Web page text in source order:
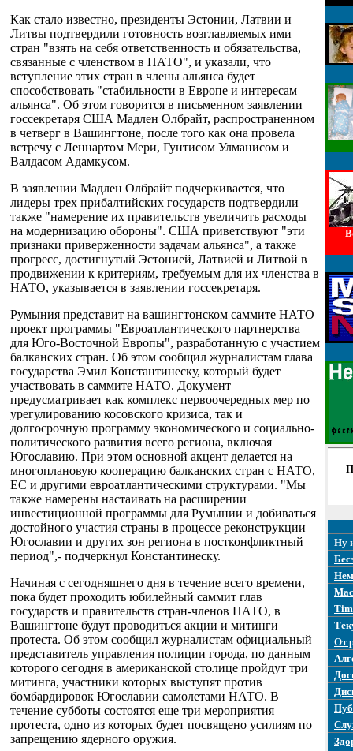
Как стало известно, президенты Эстонии, Латвии и
Литвы подтвердили готовность возглавляемых ими
стран "взять на себя ответственность и обязательства,
связанные с членством в НАТО", и указали, что
вступление этих стран в члены альянса будет
способствовать "стабильности в Европе и интересам
альянса". Об этом говорится в письменном заявлении
госсекретаря США Мадлен Олбрайт, распространенном
в четверг в Вашингтоне, после того как она провела
встречу с Леннартом Мери, Гунтисом Улманисом и
Валдасом Адамкусом.
В заявлении Мадлен Олбрайт подчеркивается, что
лидеры трех прибалтийских государств подтвердили
также "намерение их правительств увеличить расходы
на модернизацию обороны". США приветствуют "эти
признаки приверженности задачам альянса", а также
прогресс, достигнутый Эстонией, Латвией и Литвой в
продвижении к критериям, требуемым для их членства в
НАТО, указывается в заявлении госсекретаря.
Румыния представит на вашингтонском саммите НАТО
проект программы "Евроатлантического партнерства
для Юго-Восточной Европы", разработанную с участием
балканских стран. Об этом сообщил журналистам глава
государства Эмил Константинеску, который будет
участвовать в саммите НАТО. Документ
предусматривает как комплекс первоочередных мер по
урегулированию косовского кризиса, так и
долгосрочную программу экономического и социально-
политического развития всего региона, включая
Югославию. При этом основной акцент делается на
многоплановую кооперацию балканских стран с НАТО,
ЕС и другими евроатлантическими структурами. "Мы
также намерены настаивать на расширении
инвестиционной программы для Румынии и добиваться
достойного участия страны в процессе реконструкции
Югославии и других зон региона в постконфликтный
период",- подчеркнул Константинеску.
Начиная с сегодняшнего дня в течение всего времени,
пока будет проходить юбилейный саммит глав
государств и правительств стран-членов НАТО, в
Вашингтоне будут проводиться акции и митинги
протеста. Об этом сообщил журналистам официальный
представитель управления полиции города, по данным
которого сегодня в американской столице пройдут три
митинга, участники которых выступят против
бомбардировок Югославии самолетами НАТО. В
течение субботы состоятся еще три мероприятия
протеста, одно из которых будет посвящено усилиям по
запрещению ядерного оружия.
Ну
От